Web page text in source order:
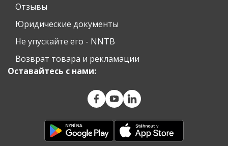
Отзывы
Юридические документы
Не упускайте его - NNTB
Возврат товара и рекламации
Оставайтесь с нами: